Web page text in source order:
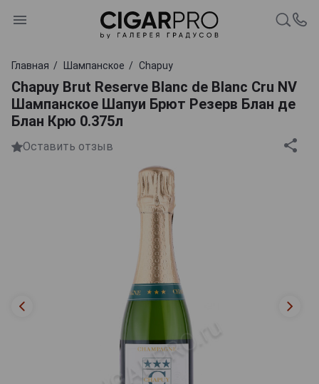
Главная Шампанское Chapuy
Chapuy Brut Reserve Blanc de Blanc Cru NV
Шампанское Шапуи Брют Резерв Блан де
Блан Крю 0.375л
Оставить отзыв